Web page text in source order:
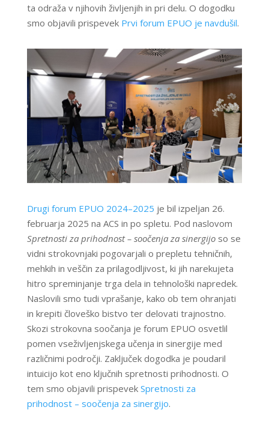
ta odraža v njihovih življenjih in pri delu. O dogodku
smo objavili prispevek Prvi forum EPUO je navdušil.
Drugi forum EPUO 2024–2025 je bil izpeljan 26.
februarja 2025 na ACS in po spletu. Pod naslovom
Spretnosti za prihodnost – soočenja za sinergijoso se
vidni strokovnjaki pogovarjali o prepletu tehničnih,
mehkih in veščin za prilagodljivost, ki jih narekujeta
hitro spreminjanje trga dela in tehnološki napredek.
Naslovili smo tudi vprašanje, kako ob tem ohranjati
in krepiti človeško bistvo ter delovati trajnostno.
Skozi strokovna soočanja je forum EPUO osvetlil
pomen vseživljenjskega učenja in sinergije med
različnimi področji. Zaključek dogodka je poudaril
intuicijo kot eno ključnih spretnosti prihodnosti. O
tem smo objavili prispevek Spretnosti za
prihodnost – soočenja za sinergijo.